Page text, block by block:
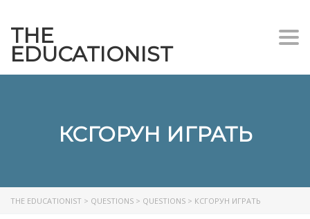
THE
EDUCATIONIST
КСГОРУН ИГРАТЬ
THE EDUCATIONIST > QUESTIONS > QUESTIONS > КСГОРУН ИГРАТЬ